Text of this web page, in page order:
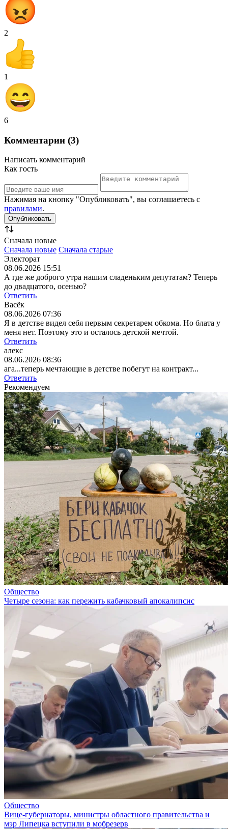
2
1
6
Комментарии (3)
Написать комментарий
Как гость
Нажимая на кнопку "Опубликовать", вы соглашаетесь с
правилами.
Сначала новые
Сначала новые Сначала старые
Электорат
08.06.2026 15:51
А где же доброго утра нашим сладеньким депутатам? Теперь
до двадцатого, осенью?
Ответить
Васёк
08.06.2026 07:36
Я в детстве видел себя первым секретарем обкома. Но блата у
меня нет. Поэтому это и осталось детской мечтой.
Ответить
алекс
08.06.2026 08:36
ага...теперь мечтающие в детстве побегут на контракт...
Ответить
Рекомендуем
Общество
Четыре сезона: как пережить кабачковый апокалипсис
Общество
Вице-губернаторы, министры областного правительства и
мэр Липецка вступили в мобрезерв